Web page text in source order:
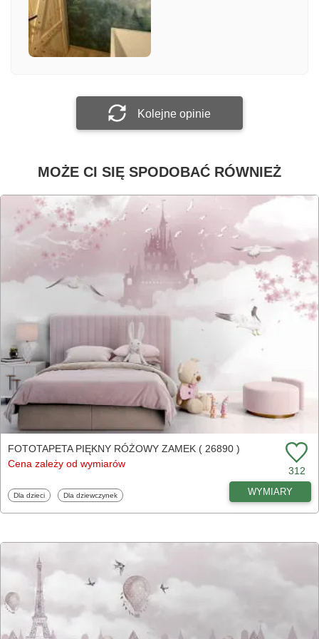
Załącz zdjęcie
Kolejne opinie
MOŻE CI SIĘ SPODOBAĆ RÓWNIEŻ
FOTOTAPETA PIĘKNY RÓŻOWY ZAMEK ( 26890 )
Cena zależy od wymiarów
312
Fototapety
Dla dzieci Fototapety
Dla dziewczynek WYMIARY